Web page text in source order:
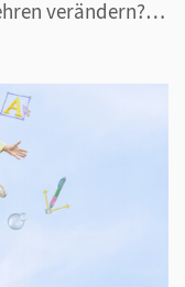
Wie wird die KI das Lernen und Lehren verändern? Diese Frage beschäftigt alle im Bildungsbereich Tätigen seit mehr als drei Jahren, nämlich seitdem ChatGPT veröffentlicht wurde. Längst ist klar: Die generative KI ist nicht mehr aus dem Alltag – also auch nicht aus der Schule – wegzudenken. Darüber h...